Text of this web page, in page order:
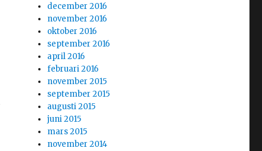
december 2016
november 2016
oktober 2016
september 2016
april 2016
februari 2016
november 2015
september 2015
augusti 2015
juni 2015
mars 2015
november 2014